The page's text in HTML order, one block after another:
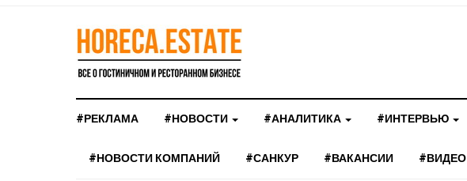
#РЕКЛАМА #НОВОСТИ #АНАЛИТИКА #ИНТЕРВЬЮ
#НОВОСТИ КОМПАНИЙ #САНКУР #ВАКАНСИИ #ВИДЕО